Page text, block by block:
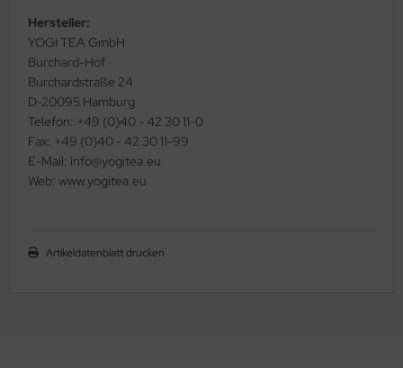
Hersteller:
YOGI TEA GmbH
Burchard-Hof
Burchardstraße 24
D-20095 Hamburg
Telefon: +49 (0)40 - 42 30 11-0
Fax: +49 (0)40 - 42 30 11-99
E-Mail: info@yogitea.eu
Web: www.yogitea.eu
Artikeldatenblatt drucken